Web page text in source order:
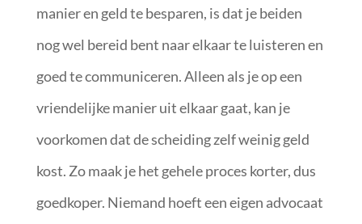
manier en geld te besparen, is dat je beiden
nog wel bereid bent naar elkaar te luisteren en
goed te communiceren. Alleen als je op een
vriendelijke manier uit elkaar gaat, kan je
voorkomen dat de scheiding zelf weinig geld
kost. Zo maak je het gehele proces korter, dus
goedkoper. Niemand hoeft een eigen advocaat